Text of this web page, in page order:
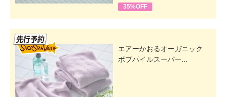
35%OFF
エアーかおるオーガニック
ボブパイルスーパー...